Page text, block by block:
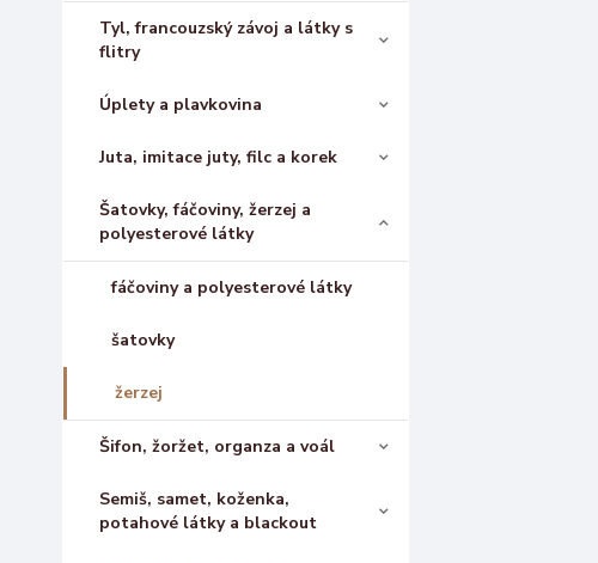
Tyl, francouzský závoj a látky s
flitry
Úplety a plavkovina
Juta, imitace juty, filc a korek
Šatovky, fáčoviny, žerzej a
polyesterové látky
fáčoviny a polyesterové látky
šatovky
žerzej
Šifon, žoržet, organza a voál
Semiš, samet, koženka,
potahové látky a blackout